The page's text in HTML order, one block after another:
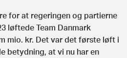
for at regeringen og partierne
løftede Team Danmark
mio. kr. Det var det første løft i
betydning, at vi nu har en